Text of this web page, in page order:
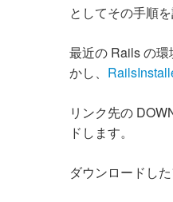
としてその手順
最近の Rails の
かし、
リンク先の
ドします。
ダウンロードし